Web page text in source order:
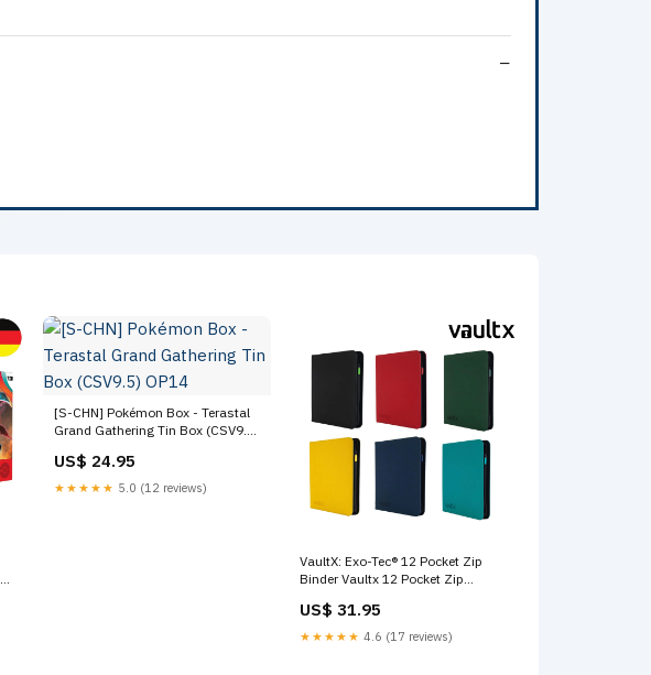
[S-CHN] Pokémon Box - Terastal
Grand Gathering Tin Box (CSV9.5)
US$ 24.95
★★★★★ 5.0 (12 reviews)
VaultX: Exo-Tec® 12 Pocket Zip
Binder Vaultx 12 Pocket Zip
US$ 31.95
★★★★★ 4.6 (17 reviews)